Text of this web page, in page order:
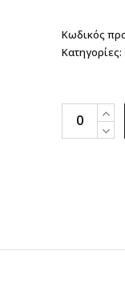
Κωδικός
Κατηγορίες:
Επιγραφή
Σήμανσης